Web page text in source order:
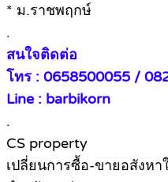
* ม.ราชพฤกษ์
.
สนใจติดต่อ
โทร : 0658500055 /
Line : barbikorn
.
CS property
เปลี่ยนการซื้อ-ขายอสังหา